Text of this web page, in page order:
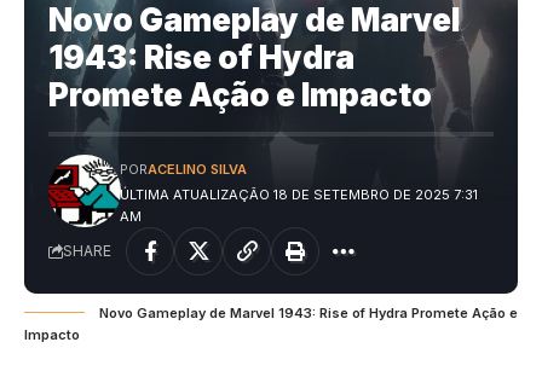
Novo Gameplay de Marvel
1943: Rise of Hydra
Promete Ação e Impacto
ÚLTIMA ATUALIZAÇÃO 18 DE SETEMBRO DE 2025 7:31
AM
PORACELINO SILVA
SHARE
Novo Gameplay de Marvel 1943: Rise of Hydra Promete Ação e
Impacto